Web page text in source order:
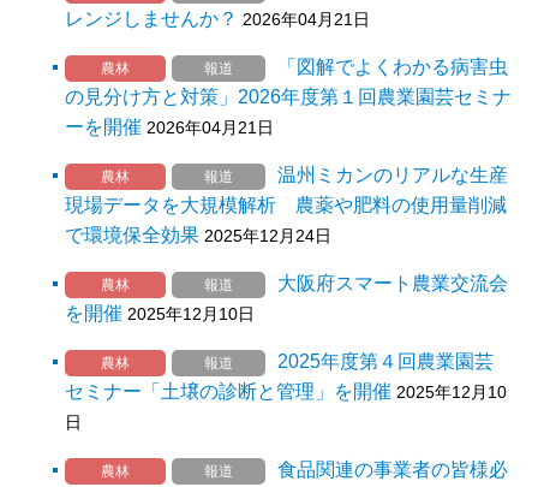
レンジしませんか？ 2026年04月21日
農林 報道
「図解でよくわかる病害虫
の見分け方と対策」2026年度第１回農業園芸セミナ
ーを開催 2026年04月21日
農林 報道
温州ミカンのリアルな生産
現場データを大規模解析 農薬や肥料の使用量削減
で環境保全効果 2025年12月24日
農林 報道
大阪府スマート農業交流会
を開催 2025年12月10日
農林 報道
2025年度第４回農業園芸
セミナー「土壌の診断と管理」を開催 2025年12月10
日
農林 報道
食品関連の事業者の皆様必